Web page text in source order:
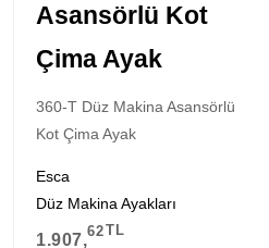
Asansörlü Kot
Çima Ayak
360-T Düz Makina Asansörlü
Kot Çima Ayak
Esca
Düz Makina Ayakları
1.907,62TL